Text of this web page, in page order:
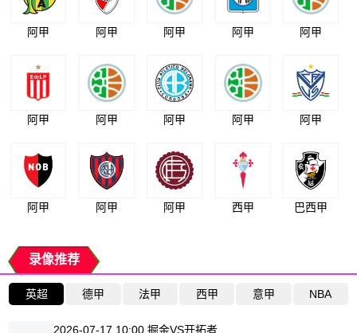
阿甲 阿甲 阿甲 阿甲 阿甲
阿甲 阿甲 阿甲 阿甲 阿甲
阿甲 阿甲 阿甲 西甲 巴西甲
录像推荐
英超 德甲 法甲 西甲 意甲 NBA
2026-07-17 10:00 掘金VS开拓者